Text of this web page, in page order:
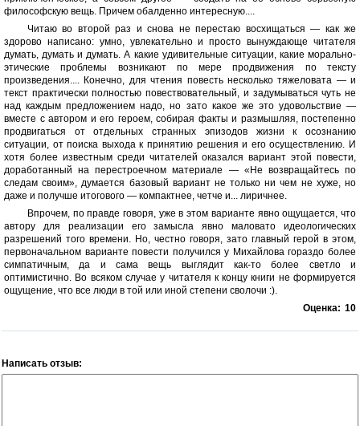
философскую вещь. Причем обалденно интересную....
Читаю во второй раз и снова не перестаю восхищаться — как же
здорово написано: умно, увлекательно и просто вынуждающе читателя
думать, думать и думать. А какие удивительные ситуации, какие морально-
этические проблемы возникают по мере продвижения по тексту
произведения.... Конечно, для чтения повесть несколько тяжеловата — и
текст практически полностью повествовательный, и задумываться чуть не
над каждым предложением надо, но зато какое же это удовольствие —
вместе с автором и его героем, собирая факты и размышляя, постепенно
продвигаться от отдельных странных эпизодов жизни к осознанию
ситуации, от поиска выхода к принятию решения и его осуществлению. И
хотя более известным среди читателей оказался вариант этой повести,
доработанный на перестроечном материале — «Не возвращайтесь по
следам своим», думается базовый вариант не только ни чем не хуже, но
даже и получше итогового — компактнее, четче и... лиричнее.
Впрочем, по правде говоря, уже в этом варианте явно ощущается, что
автору для реализации его замысла явно маловато идеологических
разрешений того времени. Но, честно говоря, зато главный герой в этом,
первоначальном варианте повести получился у Михайлова гораздо более
симпатичным, да и сама вещь выглядит как-то более светло и
оптимистично. Во всяком случае у читателя к концу книги не формируется
ощущение, что все люди в той или иной степени сволочи :).
Оценка: 10
Написать отзыв: